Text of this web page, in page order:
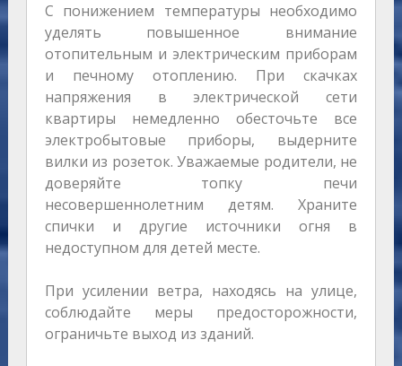
С понижением температуры необходимо
уделять повышенное внимание
отопительным и электрическим приборам
и печному отоплению. При скачках
напряжения в электрической сети
квартиры немедленно обесточьте все
электробытовые приборы, выдерните
вилки из розеток. Уважаемые родители, не
доверяйте топку печи
несовершеннолетним детям. Храните
спички и другие источники огня в
недоступном для детей месте.
При усилении ветра, находясь на улице,
соблюдайте меры предосторожности,
ограничьте выход из зданий.